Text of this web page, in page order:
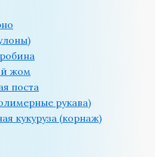
жом
поста
рукава)
кукуруза (корнаж)